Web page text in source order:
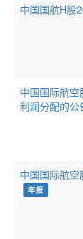
中国国航H股
中国国际航
利润分配的公
中国国际航
年报